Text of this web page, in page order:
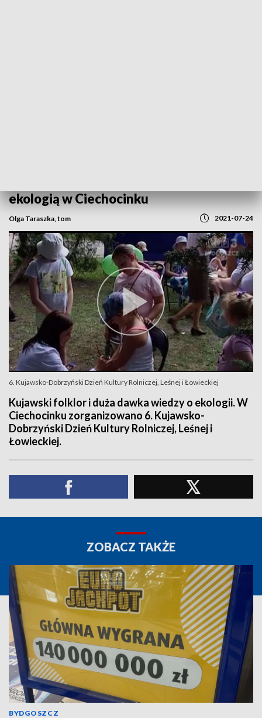
ekologią w Ciechocinku
Olga Taraszka, tom 2021-07-24
6. Kujawsko-Dobrzyński Dzień Kultury Rolniczej, Leśnej i Łowieckiej
Kujawski folklor i duża dawka wiedzy o ekologii. W
Ciechocinku zorganizowano 6. Kujawsko-
Dobrzyński Dzień Kultury Rolniczej, Leśnej i
Łowieckiej.
ZOBACZ TAKŻE
BYDGOSZCZ